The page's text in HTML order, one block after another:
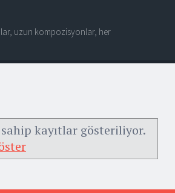
uzun kompozisyonlar, her
kayıtlar gösteriliyor.